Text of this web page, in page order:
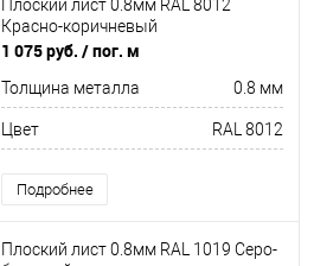
Плоский лист 0.8мм RAL 8012
Красно-коричневый
1 075 руб. / пог. м
Толщина металла 0.8 мм
Цвет RAL 8012
Подробнее
Плоский лист 0.8мм RAL 1019 Серо-